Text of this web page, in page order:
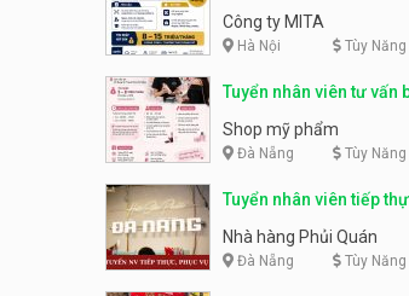
– parttime, fulltime
Công ty MITA
Hà Nội Tùy
Tuyển nhân viên tư vấn
phẩm
Shop mỹ phẩm
Đà Nẵng Tùy
Tuyển nhân viên tiếp
Nhà hàng Phủi Quán
Đà Nẵng Tùy